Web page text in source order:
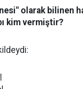
olarak bilinen
kim vermiştir?